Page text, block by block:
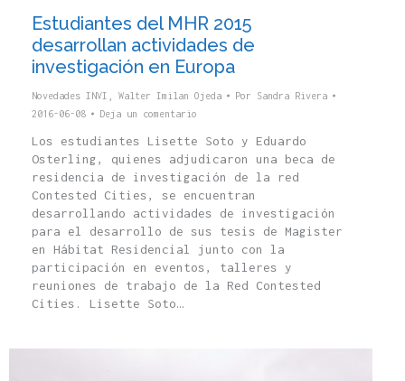
Estudiantes del MHR 2015
desarrollan actividades de
investigación en Europa
Novedades INVI Walter Imilan Ojeda Por Sandra Rivera
2016-06-08
Deja un comentario
Los estudiantes Lisette Soto y Eduardo
Osterling, quienes adjudicaron una beca de
residencia de investigación de la red
Contested Cities, se encuentran
desarrollando actividades de investigación
para el desarrollo de sus tesis de Magister
en Hábitat Residencial junto con la
participación en eventos, talleres y
reuniones de trabajo de la Red Contested
Cities. Lisette Soto…